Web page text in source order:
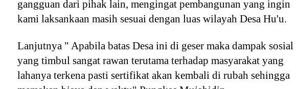
gangguan dari pihak lain, mengingat pembangunan yang ingin
kami laksankaan masih sesuai dengan luas wilayah Desa Hu'u.
Lanjutnya " Apabila batas Desa ini di geser maka dampak sosial
yang timbul sangat rawan terutama terhadap masyarakat yang
lahanya terkena pasti sertifikat akan kembali di rubah sehingga